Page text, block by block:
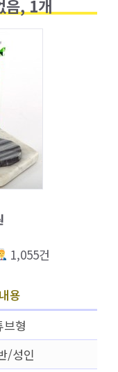
음, 1개
1,055건
내용
브형
/성인